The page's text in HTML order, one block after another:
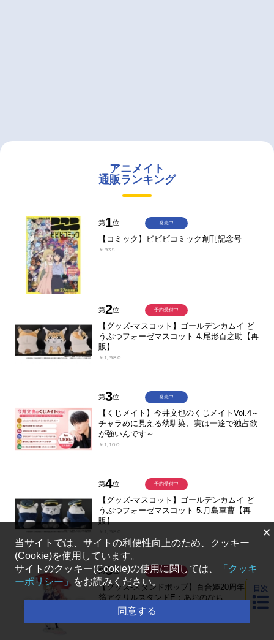
アニメイト
通販ランキング
第1位
【コミック】ビビビコミック創刊記念号
￥935
発売中
第2位
【グッズ-マスコット】ゴールデンカムイ ど
うぶつフォーゼマスコット 4.尾形百之助【再
販】
￥1,980
予約受付中
第3位
【くじメイト】今井文也のくじメイトVol.4～
チャラめに見える幼馴染、実は一途で独占欲
が強いんです～
￥1,100
発売中
第4位
【グッズ-マスコット】ゴールデンカムイ ど
うぶつフォーゼマスコット 5.月島軍曹【再
販】
予約受付中
第5位
【グッズ-スタンドポップ】百合姫20周年展
箔アクリルスタンドE：あおのなち
￥2,200
予約受付中
目次
×
当サイトでは、サイトの利便性向上のため、クッキー
(Cookie)を使用しています。
サイトのクッキー(Cookie)の使用に関しては、
「クッキ
ーポリシー」 をお読みください。
同意する